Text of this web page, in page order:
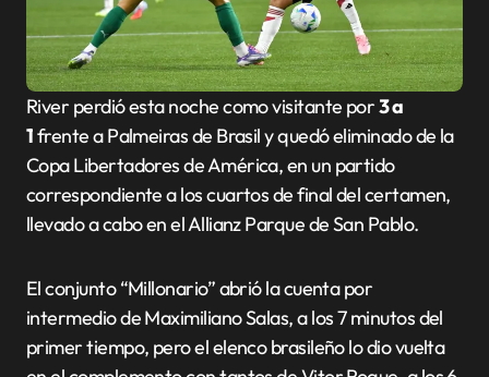
River perdió esta noche como visitante por3 a
1frente a Palmeiras de Brasil y quedó eliminado de la
Copa Libertadores de América, en un partido
correspondiente a los cuartos de final del certamen,
llevado a cabo en el Allianz Parque de San Pablo.
El conjunto “Millonario” abrió la cuenta por
intermedio de Maximiliano Salas, a los 7 minutos del
primer tiempo, pero el elenco brasileño lo dio vuelta